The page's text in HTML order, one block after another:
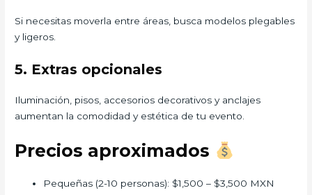
Si necesitas moverla entre áreas, busca modelos plegables
y ligeros.
5. Extras opcionales
Iluminación, pisos, accesorios decorativos y anclajes
aumentan la comodidad y estética de tu evento.
Precios aproximados
Pequeñas (2-10 personas): $1,500 – $3,500 MXN